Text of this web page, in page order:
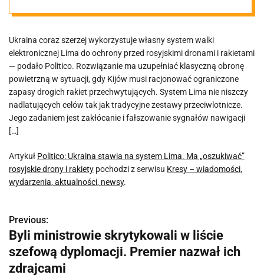
rosyjskie drony
i rakiety
Ukraina coraz szerzej wykorzystuje własny system walki
elektronicznej Lima do ochrony przed rosyjskimi dronami i rakietami
— podało Politico. Rozwiązanie ma uzupełniać klasyczną obronę
powietrzną w sytuacji, gdy Kijów musi racjonować ograniczone
zapasy drogich rakiet przechwytujących. System Lima nie niszczy
nadlatujących celów tak jak tradycyjne zestawy przeciwlotnicze.
Jego zadaniem jest zakłócanie i fałszowanie sygnałów nawigacji
[…]
Artykuł Politico: Ukraina stawia na system Lima. Ma „oszukiwać”
rosyjskie drony i rakiety pochodzi z serwisu Kresy – wiadomości,
wydarzenia, aktualności, newsy.
N
a
w
Previous:
Byli ministrowie skrytykowali w liście
szefową dyplomacji. Premier nazwał ich
zdrajcami